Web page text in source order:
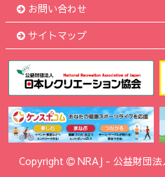
お問い合わせ
サイトマップ
Copyright NRAJ - 公益財団